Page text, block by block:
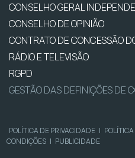
CONSELHO GERAL
CONSELHO DE OPINIÃO
CONTRATO DE CONCESSÃO
RÁDIO E TELEVISÃO
RGPD
GESTÃO DAS DEFINIÇÕES DE
POLÍTICA DE PRIVACIDADE |
CONDIÇÕES | PUBLICIDADE